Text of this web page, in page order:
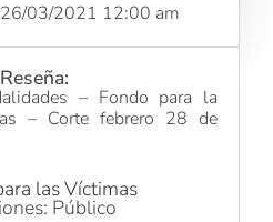
26/03/2021 12:00 am
Reseña:
– Fondo para la
– Corte febrero 28 de
las Víctimas
Público